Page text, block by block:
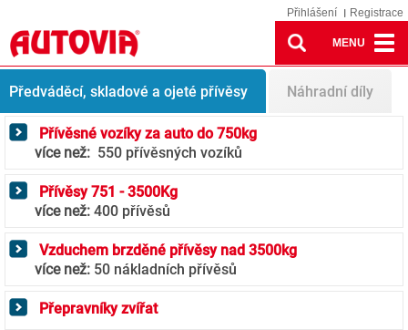
Přihlášení Registrace
MENU
Přívěsy Nabídka přívěsů
Předváděcí, skladové a ojeté přívěsy Náhradní díly
Přívěsné vozíky za auto do 750kg
více než: 550 přívěsných vozíků
Přívěsy 751 - 3500Kg
více než:400 přívěsů
Vzduchem brzděné přívěsy nad 3500kg
více než: 50 nákladních přívěsů
Přepravníky zvířat